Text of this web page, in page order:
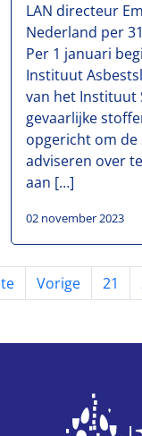
LAN directeur
Nederland per
Per 1 januari
Instituut
van het Instituut
gevaarlijke
opgericht om de
adviseren over
aan […]
02 november 2023
Vorige 21